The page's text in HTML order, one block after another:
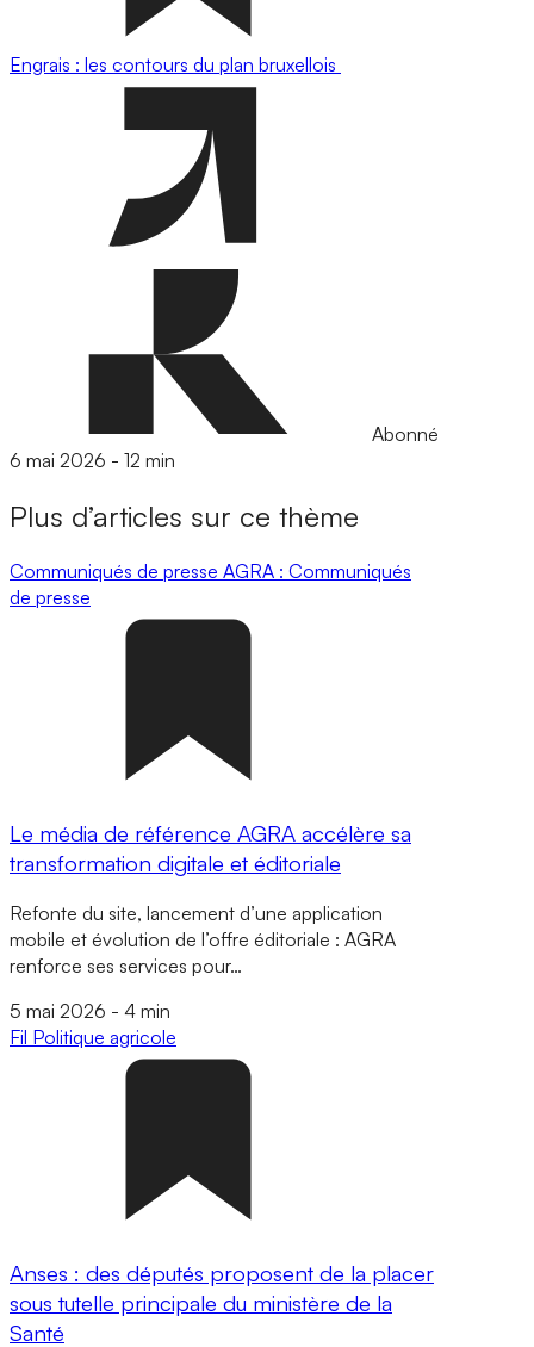
Engrais : les contours du plan bruxellois
Abonné
6 mai 2026 - 12 min
Plus d’articles sur ce thème
Communiqués de presse AGRA : Communiqués
de presse
Le média de référence AGRA accélère sa
transformation digitale et éditoriale
Refonte du site, lancement d’une application
mobile et évolution de l’offre éditoriale : AGRA
renforce ses services pour…
5 mai 2026 - 4 min
Fil Politique agricole
Anses : des députés proposent de la placer
sous tutelle principale du ministère de la
Santé